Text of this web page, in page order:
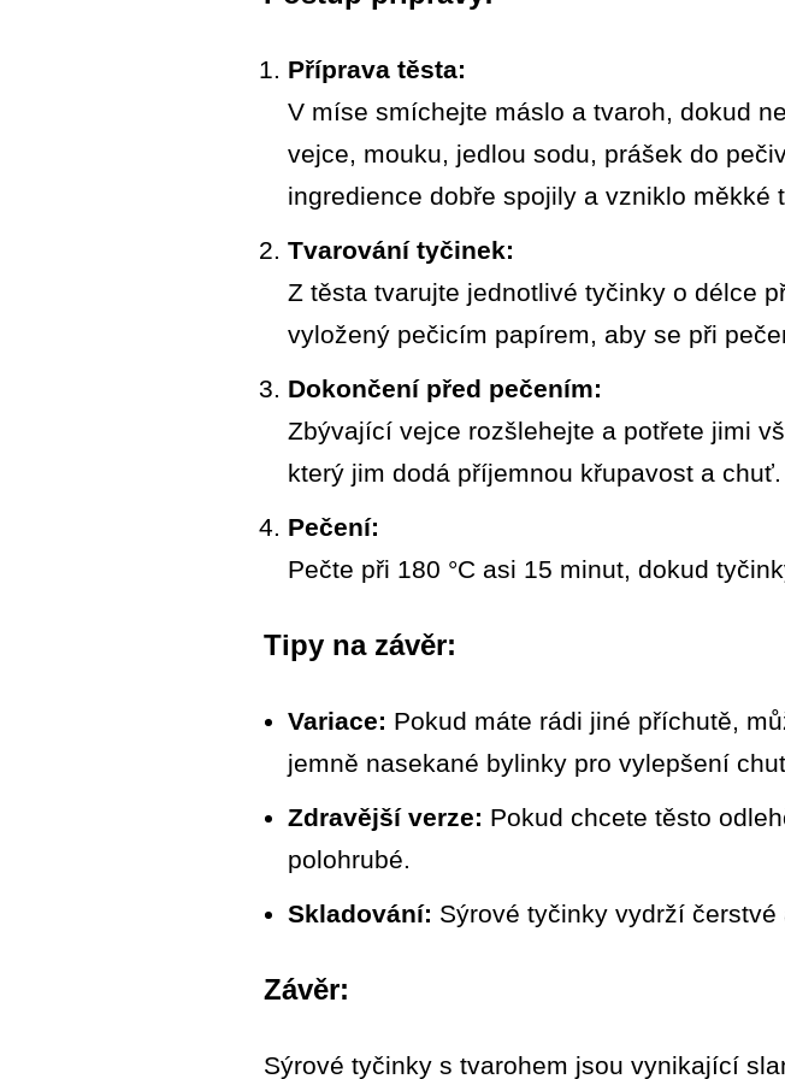
Příprava těsta:
V míse smíchejte máslo a tvaroh, dokud
vejce, mouku, jedlou sodu, prášek do
ingredience dobře spojily a vzniklo měkké
Tvarování tyčinek:
Z těsta tvarujte jednotlivé tyčinky o délce
vyložený pečicím papírem, aby se při
Dokončení před pečením:
Zbývající vejce rozšlehejte a potřete jimi
který jim dodá příjemnou křupavost a chuť.
Pečení:
Pečte při 180 °C asi 15 minut, dokud
Tipy na závěr:
Variace: Pokud máte rádi jiné příchutě,
jemně nasekané bylinky pro vylepšení
Zdravější verze: Pokud chcete těsto
polohrubé.
Skladování: Sýrové tyčinky vydrží
Závěr:
Sýrové tyčinky s tvarohem jsou vynikající